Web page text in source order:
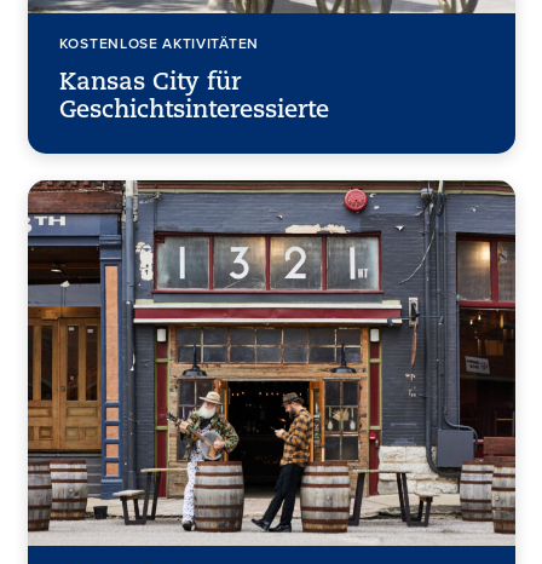
KOSTENLOSE AKTIVITÄTEN
Kansas City für
Geschichtsinteressierte